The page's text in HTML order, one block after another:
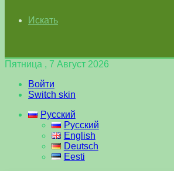
Искать
Пятница , 7 Август 2026
Войти
Switch skin
Русский
Русский
English
Deutsch
Eesti